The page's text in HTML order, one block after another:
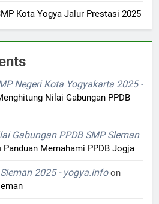
Kota Yogya Jalur Prestasi 2025
Negeri Kota Yogyakarta 2025 -
Nilai Gabungan PPDB
Gabungan PPDB SMP Sleman
Panduan Memahami PPDB Jogja
2025 - yogya.infoon